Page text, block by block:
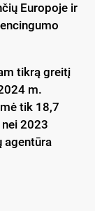
Europoje ir
tikrą greitį
m.
tik 18,7
2023
agentūra